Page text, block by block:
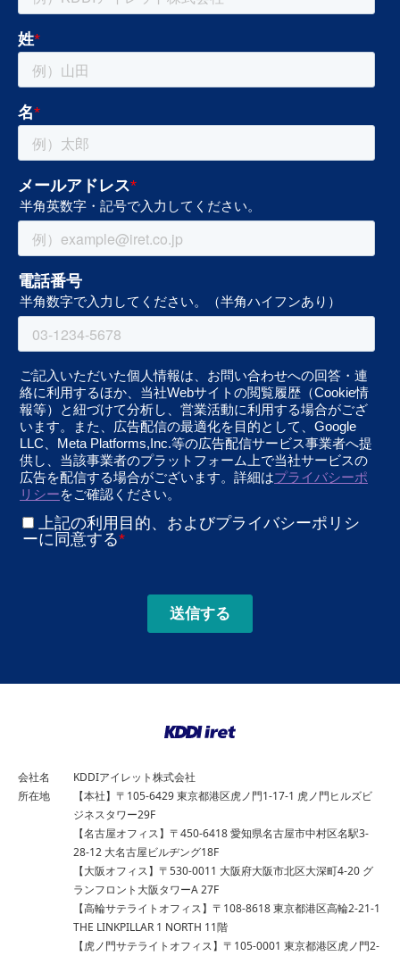
会社名
KDDIアイレット株式会社
所在地
【本社】〒105-6429 東京都港区虎ノ門1-17-1 虎ノ門ヒルズビ
ジネスタワー29F
【名古屋オフィス】〒450-6418 愛知県名古屋市中村区名駅3-
28-12 大名古屋ビルヂング18F
【大阪オフィス】〒530-0011 大阪府大阪市北区大深町4-20 グ
ランフロント大阪タワーA 27F
【高輪サテライトオフィス】〒108-8618 東京都港区高輪2-21-1
THE LINKPILLAR 1 NORTH 11階
【虎ノ門サテライトオフィス】〒105-0001 東京都港区虎ノ門2-